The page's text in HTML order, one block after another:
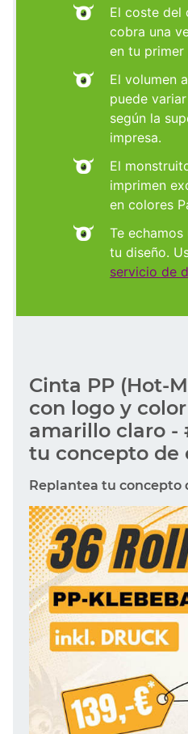
El coste del
cobra una
en tu primer
El volumen
puede
según la
impresa.
El
imprimen
en colores
Te
tu diseño.
servicio de
Cinta PP (Hot-
con logo y
amarillo claro -
tu concepto de
Replantea tu concepto